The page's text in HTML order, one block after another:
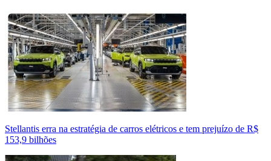
Stellantis erra na estratégia de carros elétricos e tem prejuízo de R$
153,9 bilhões